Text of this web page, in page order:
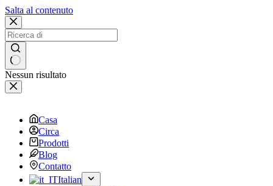
Salta al contenuto
Nessun risultato
Casa
Circa
Prodotti
Blog
Contatto
Italian